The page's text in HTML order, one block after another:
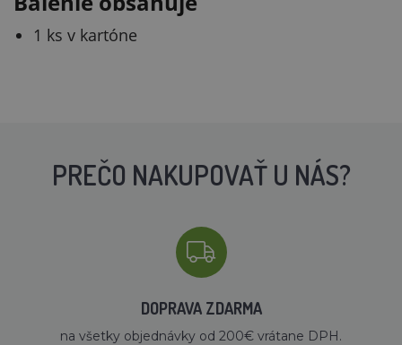
1 ks v kartóne
PREČO NAKUPOVAŤ U NÁS?
DOPRAVA ZDARMA
na všetky objednávky od 200€ vrátane DPH.